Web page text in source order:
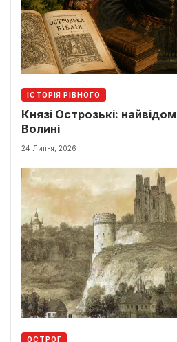
ІСТОРІЯ РІВНОГО
Князі Острозькі:
Волині
24 Липня, 2026
ОСТРОГ